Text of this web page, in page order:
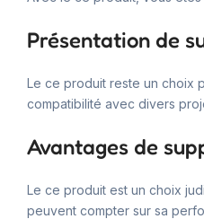
Présentation de
Le ce produit reste un choix
compatibilité avec divers
Avantages de
Le ce produit est un choix
peuvent compter sur sa